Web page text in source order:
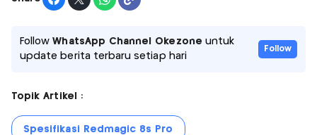
FollowWhatsApp Channel Okezone untuk
update berita terbaru setiap hari
Follow
Topik Artikel :
Spesifikasi Redmagic 8s Pro